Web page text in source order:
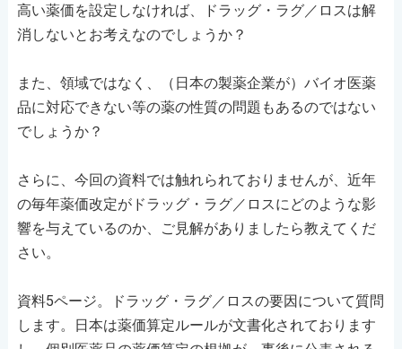
高い薬価を設定しなければ、ドラッグ・ラグ／ロスは解
消しないとお考えなのでしょうか？
また、領域ではなく、（日本の製薬企業が）バイオ医薬
品に対応できない等の薬の性質の問題もあるのではない
でしょうか？
さらに、今回の資料では触れられておりませんが、近年
の毎年薬価改定がドラッグ・ラグ／ロスにどのような影
響を与えているのか、ご見解がありましたら教えてくだ
さい。
資料5ページ。ドラッグ・ラグ／ロスの要因について質問
します。日本は薬価算定ルールが文書化されております